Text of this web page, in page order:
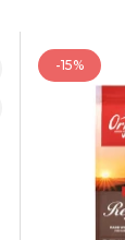
-15%